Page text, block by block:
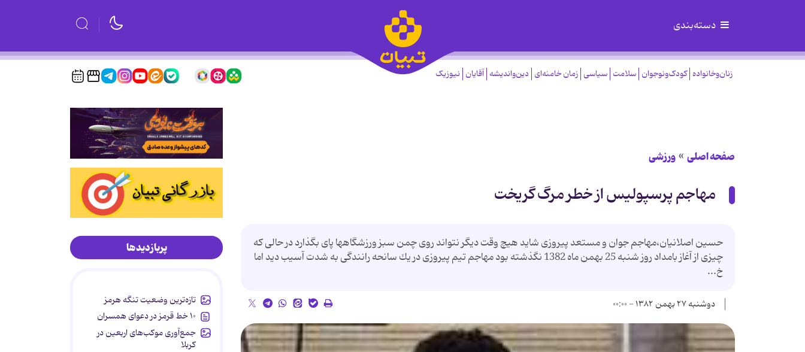
دسته‌بندی
زنان‌وخانواده کودک‌ونوجوان سلامت سیاسی زمان خامنه‌ای دین‌واندیشه آقایان نیوزیک
صفحه اصلی ورزشی
مهاجم پرسپولیس از خطر مرگ گریخت
حسین اصلانیان،مهاجم جوان و مستعد پیروزی شاید هیچ وقت دیگر نتواند روی چمن سبز ورزشگاهها پای بگذارد در حالی كه
چیزی از آغاز بامداد روز شنبه 25 بهمن ماه 1382 نگذشته بود مهاجم تیم پیروزی در یك سانحه رانندگی به شدت آسیب دید اما
خ...
دوشنبه ۲۷ بهمن ۱۳۸۲ - ۰۰:۰۰
پربازدیدها
تازه‌ترین وضعیت تنگه هرمز
۱۰ خط قرمز در دعوای همسران
جمع‌آوری موکب‌های اربعین در
کربلا